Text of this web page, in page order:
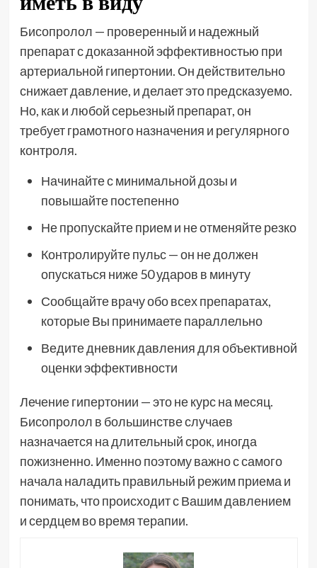
Бисопролол — проверенный и надежный
препарат с доказанной эффективностью при
артериальной гипертонии. Он действительно
снижает давление, и делает это предсказуемо.
Но, как и любой серьезный препарат, он
требует грамотного назначения и регулярного
контроля.
Начинайте с минимальной дозы и
повышайте постепенно
Не пропускайте прием и не отменяйте резко
Контролируйте пульс — он не должен
опускаться ниже 50 ударов в минуту
Сообщайте врачу обо всех препаратах,
которые Вы принимаете параллельно
Ведите дневник давления для объективной
оценки эффективности
Лечение гипертонии — это не курс на месяц.
Бисопролол в большинстве случаев
назначается на длительный срок, иногда
пожизненно. Именно поэтому важно с самого
начала наладить правильный режим приема и
понимать, что происходит с Вашим давлением
и сердцем во время терапии.